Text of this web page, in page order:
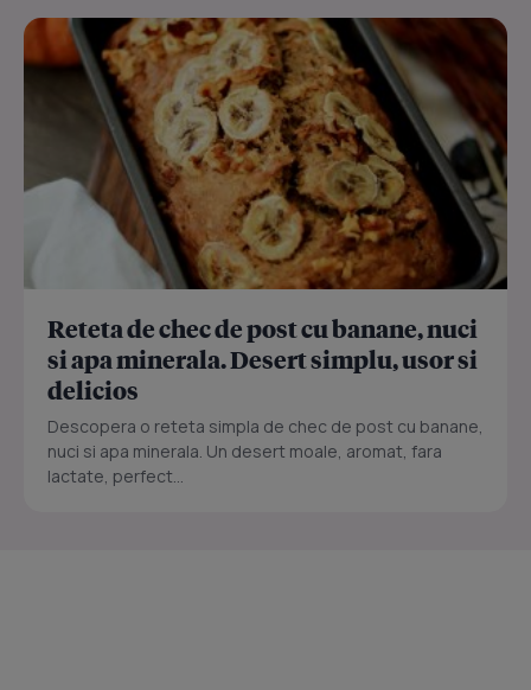
Reteta de chec de post cu banane, nuci
si apa minerala. Desert simplu, usor si
delicios
Descopera o reteta simpla de chec de post cu banane,
nuci si apa minerala. Un desert moale, aromat, fara
lactate, perfect...